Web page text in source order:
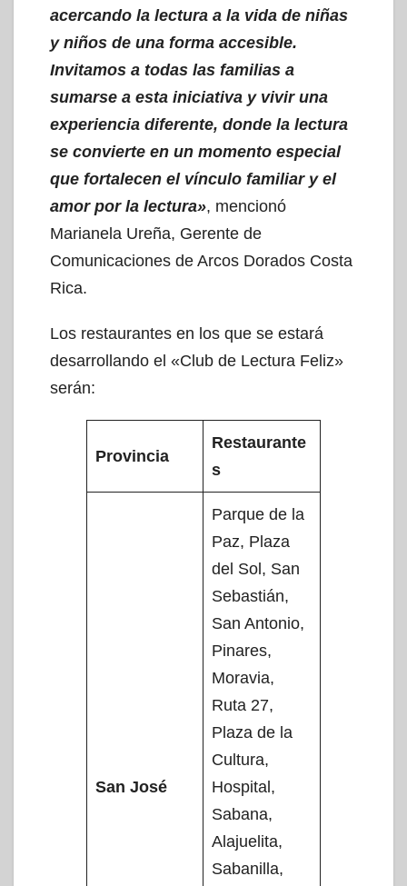
acercando la lectura a la vida de niñas
y niños de una forma accesible.
Invitamos a todas las familias a
sumarse a esta iniciativa y vivir una
experiencia diferente, donde la lectura
se convierte en un momento especial
que fortalecen el vínculo familiar y el
amor por la lectura», mencionó
Marianela Ureña, Gerente de
Comunicaciones de Arcos Dorados Costa
Rica.
Los restaurantes en los que se estará
desarrollando el «Club de Lectura Feliz»
serán:
Provincia
Restaurante
s
San José
Parque de la
Paz, Plaza
del Sol, San
Sebastián,
San Antonio,
Pinares,
Moravia,
Ruta 27,
Plaza de la
Cultura,
Hospital,
Sabana,
Alajuelita,
Sabanilla,